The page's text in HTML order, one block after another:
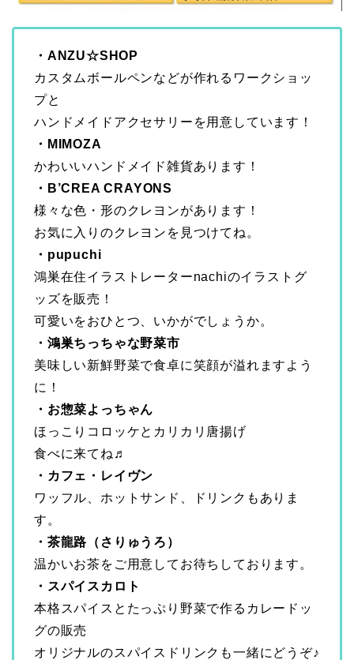
・ANZU☆SHOP
カスタムボールペンなどが作れるワークショッ
プと
ハンドメイドアクセサリーを用意しています！
・MIMOZA
かわいいハンドメイド雑貨あります！
・B’CREA CRAYONS
様々な色・形のクレヨンがあります！
お気に入りのクレヨンを見つけてね。
・pupuchi
鴻巣在住イラストレーターnachiのイラストグ
ッズを販売！
可愛いをおひとつ、いかがでしょうか。
・鴻巣ちっちゃな野菜市
美味しい新鮮野菜で食卓に笑顔が溢れますよう
に！
・お惣菜よっちゃん
ほっこりコロッケとカリカリ唐揚げ
食べに来てね♬
・カフェ・レイヴン
ワッフル、ホットサンド、ドリンクもありま
す。
・茶龍路（さりゅうろ）
温かいお茶をご用意してお待ちしております。
・スパイスカロト
本格スパイスとたっぷり野菜で作るカレードッ
グの販売
オリジナルのスパイスドリンクも一緒にどうぞ♪